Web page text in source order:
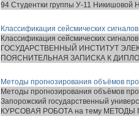
94 Студентки группы У-11 Никишовой
Классификация сейсмических
Классификация сейсмических
ГОСУДАРСТВЕННЫЙ ИНСТИТУТ
ПОЯСНИТЕЛЬНАЯ ЗАПИСКА К
Методы прогнозирования объёмов
Методы прогнозирования объёмов
Запорожский государственный
КУРСОВАЯ РОБОТА на тему